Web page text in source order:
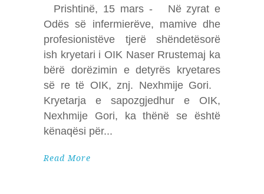
Prishtinë, 15 mars - Në zyrat e
Odës së infermierëve, mamive dhe
profesionistëve tjerë shëndetësorë
ish kryetari i OIK Naser Rrustemaj ka
bërë dorëzimin e detyrës kryetares
së re të OIK, znj. Nexhmije Gori.
Kryetarja e sapozgjedhur e OIK,
Nexhmije Gori, ka thënë se është
kënaqësi për
Read More